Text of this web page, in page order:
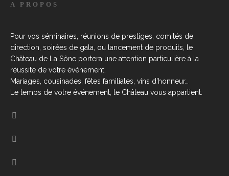
A PROPOS
Pour vos séminaires, réunions de prestiges, comités de
direction, soirées de gala, ou lancement de produits, le
Château de La Sône portera une attention particulière à la
réussite de votre événement.
Mariages, cousinades, fêtes familiales, vins d’honneur…
Le temps de votre événement, le Château vous appartient.